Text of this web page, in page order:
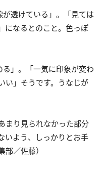
透けている」。「見ては
になるとのこと。色っぽ
」。「一気に印象が変わ
い」そうです。うなじが
まり見られなかった部分
いよう、しっかりとお手
／佐藤）